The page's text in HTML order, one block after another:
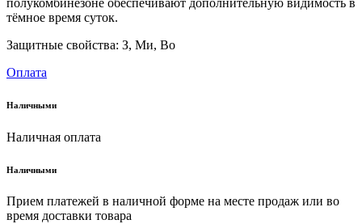
тёмное время суток.
Защитные свойства: З, Ми, Во
Оплата
Наличными
Наличная оплата
Наличными
Прием платежей в наличной форме на месте продаж или во
время доставки товара